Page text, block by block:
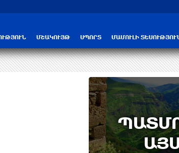
ՄՇԱԿՈՒՅԹ ՍՊՈՐՏ ՄԱՄՈՒԼԻ